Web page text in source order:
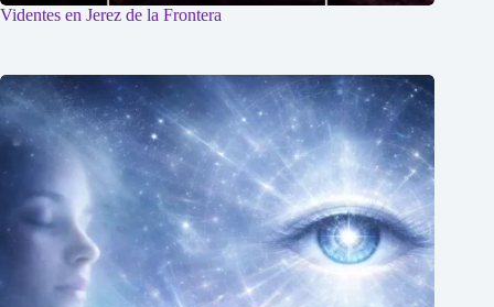
Videntes en Jerez de la Frontera